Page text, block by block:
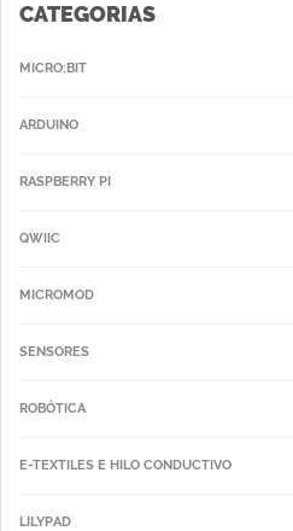
CATEGORIAS
MICRO:BIT
ARDUINO
RASPBERRY PI
QWIIC
MICROMOD
SENSORES
ROBÓTICA
E-TEXTILES E HILO CONDUCTIVO
LILYPAD